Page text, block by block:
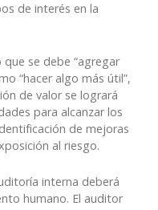
de interés en la
que se debe “agregar
“hacer algo más útil”,
de valor se logrará
para alcanzar los
de mejoras
al riesgo.
interna deberá
humano. El auditor